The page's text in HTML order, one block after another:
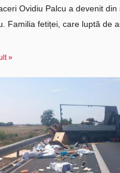
Ovidiu Palcu a devenit
Familia fetiței, care luptă de
»